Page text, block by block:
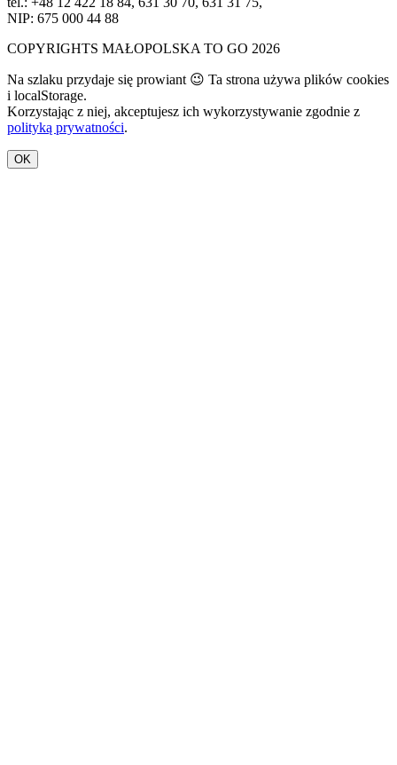
NIP: 675 000 44 88
COPYRIGHTS MAŁOPOLSKA TO GO 2026
Na szlaku przydaje się prowiant 😉 Ta strona używa plików cookies
i localStorage.
Korzystając z niej, akceptujesz ich wykorzystywanie zgodnie z
polityką prywatności.
OK